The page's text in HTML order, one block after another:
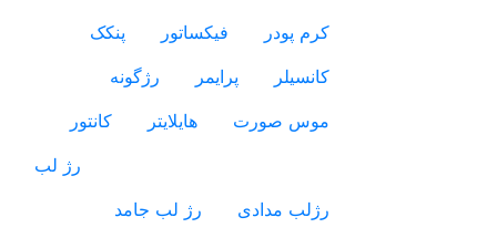
کرم پودر
فیکساتور
پنکک
کانسیلر
پرایمر
رژگونه
موس صورت
هایلایتر
کانتور
رژ لب
رژلب مدادی
رژ لب جامد